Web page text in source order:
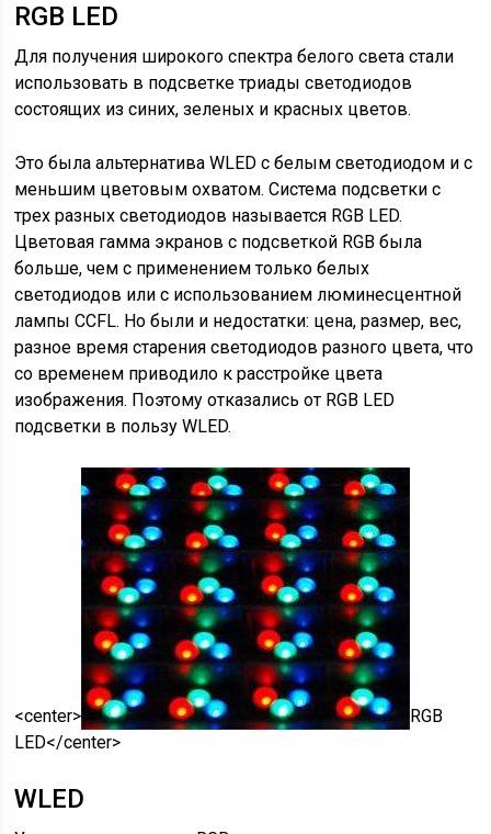
RGB LED
Для получения широкого спектра белого света стали
использовать в подсветке триады светодиодов
состоящих из синих, зеленых и красных цветов.
Это была альтернатива WLED с белым светодиодом и с
меньшим цветовым охватом. Система подсветки с
трех разных светодиодов называется RGB LED.
Цветовая гамма экранов с подсветкой RGB была
больше, чем с применением только белых
светодиодов или с использованием люминесцентной
лампы CCFL. Но были и недостатки: цена, размер, вес,
разное время старения светодиодов разного цвета, что
со временем приводило к расстройке цвета
изображения. Поэтому отказались от RGB LED
подсветки в пользу WLED.
<center>
RGB
LED</center>
WLED